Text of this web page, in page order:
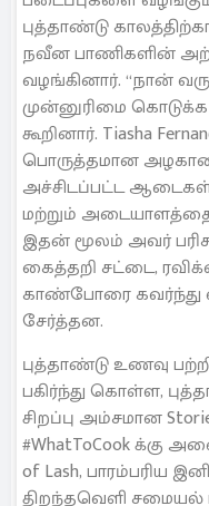
புத்தாண்டு
நவீன பாணிகளின்
வழங்கினார். “நான்
முன்னுரிமை
கூறினார். Tiasha
பொருத்தமான அழகான
அச்சிடப்பட்ட ஆடைகள்
மற்றும் அடையாளத்தை
இதன் மூலம் அவர்
கைத்தறி சட்டை,
காண்போரை கவர்ந்து
சேர்த்தன.
புத்தாண்டு உணவு
பகிர்ந்து கொள்ள,
சிறப்பு அம்சமான
#WhatToCook க்கு
of Lash, பாரம்பரிய
திறந்தவெளி சமையல்